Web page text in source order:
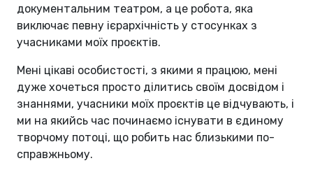
документальним театром, а це робота, яка
виключає певну ієрархічність у стосунках з
учасниками моїх проєктів.
Мені цікаві особистості, з якими я працюю, мені
дуже хочеться просто ділитись своїм досвідом і
знаннями, учасники моїх проєктів це відчувають, і
ми на якийсь час починаємо існувати в єдиному
творчому потоці, що робить нас близькими по-
справжньому.